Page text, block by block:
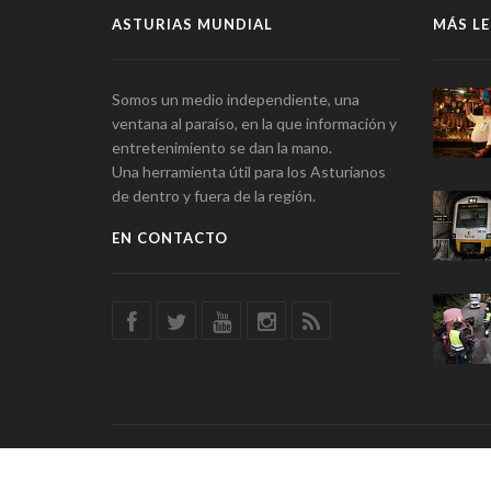
ASTURIAS MUNDIAL
Somos un medio independiente, una
ventana al paraíso, en la que información y
entretenimiento se dan la mano.
Una herramienta útil para los Asturianos
de dentro y fuera de la región.
EN CONTACTO
MÁS